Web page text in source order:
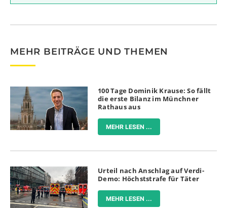
MEHR BEITRÄGE UND THEMEN
100 Tage Dominik Krause: So fällt
die erste Bilanz im Münchner
Rathaus aus
MEHR LESEN ...
Urteil nach Anschlag auf Verdi-
Demo: Höchststrafe für Täter
MEHR LESEN ...